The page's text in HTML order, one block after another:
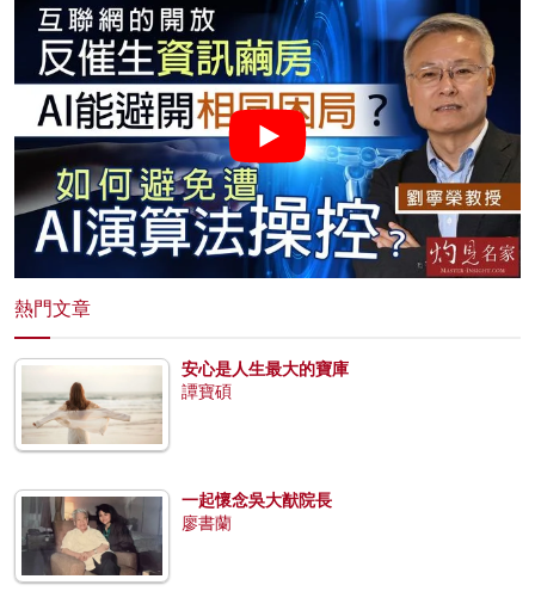
熱門文章
安心是人生最大的寶庫
譚寶碩
一起懷念吳大猷院長
廖書蘭